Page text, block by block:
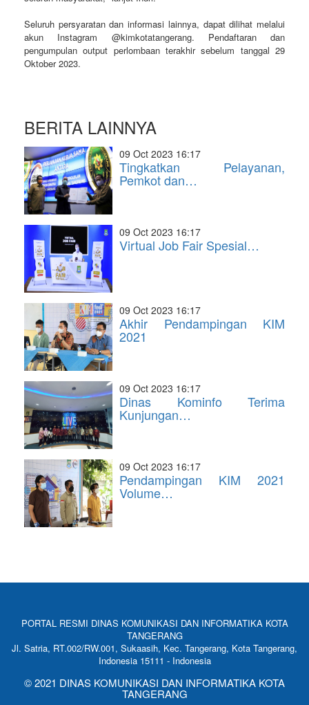
Seluruh persyaratan dan informasi lainnya, dapat dilihat melalui
akun Instagram @kimkotatangerang. Pendaftaran dan
pengumpulan output perlombaan terakhir sebelum tanggal 29
Oktober 2023.
BERITA LAINNYA
09 Oct 2023 16:17
Tingkatkan Pelayanan,
Pemkot dan…
09 Oct 2023 16:17
Virtual Job Fair Spesial…
09 Oct 2023 16:17
Akhir Pendampingan KIM
2021
09 Oct 2023 16:17
Dinas Kominfo Terima
Kunjungan…
09 Oct 2023 16:17
Pendampingan KIM 2021
Volume…
PORTAL RESMI DINAS KOMUNIKASI DAN INFORMATIKA KOTA
TANGERANG
Jl. Satria, RT.002/RW.001, Sukaasih, Kec. Tangerang, Kota Tangerang,
Indonesia 15111 - Indonesia
© 2021 DINAS KOMUNIKASI DAN INFORMATIKA KOTA
TANGERANG